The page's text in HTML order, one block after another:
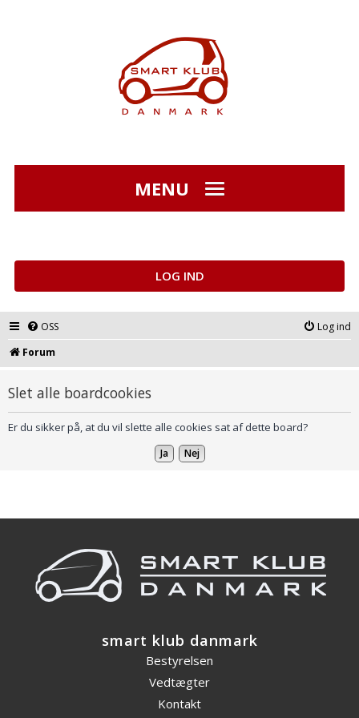
MENU
LOG IND
OSS
Log ind
Forum
Slet alle boardcookies
Er du sikker på, at du vil slette alle cookies sat af dette board?
smart klub danmark
Bestyrelsen
Vedtægter
Kontakt